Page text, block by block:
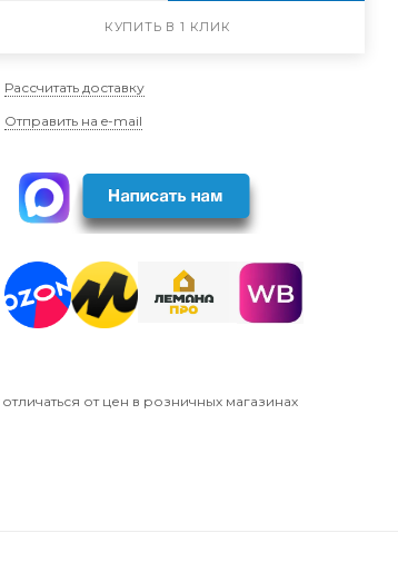
КУПИТЬ В 1 КЛИК
Рассчитать доставку
Отправить на e-mail
от цен в розничных магазинах